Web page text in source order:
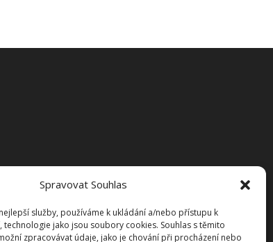
Spravovat Souhlas
služby, používáme k ukládání a/nebo přístupu k
technologie jako jsou soubory cookies. Souhlas s těmito
zpracovávat údaje, jako je chování při procházení nebo